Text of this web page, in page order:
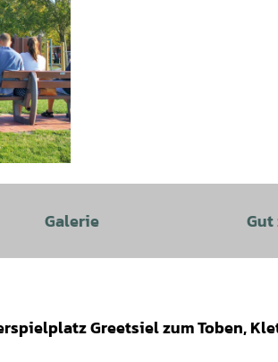
Galerie Gut
Greetsiel zum Toben,